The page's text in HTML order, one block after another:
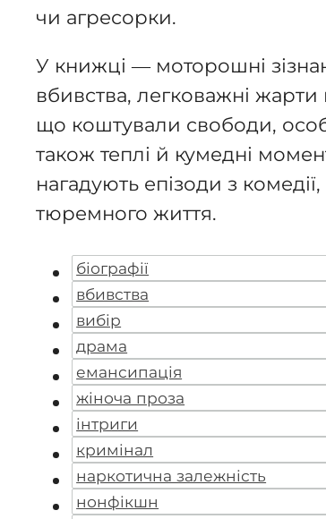
чи агресорки.
У книжці — моторошні
вбивства, легковажні жарти
що коштували свободи,
також теплі й кумедні
нагадують епізоди з
тюремного життя.
біографії
вбивства
вибір
драма
емансипація
жіноча проза
інтриги
кримінал
наркотична залежність
нонфікшн